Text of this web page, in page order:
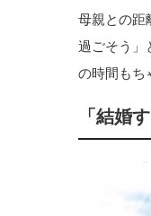
母親との距
過ごそう」
の時間もち
「結婚